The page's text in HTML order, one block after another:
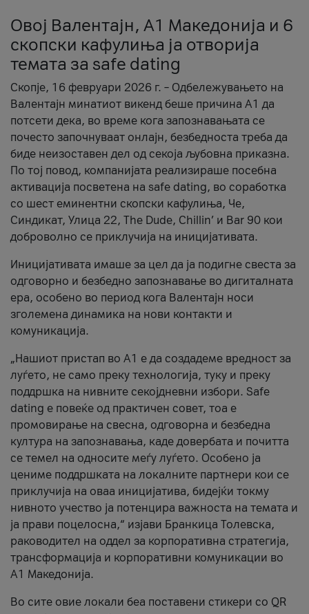
Овој Валентајн, A1 Македонија и 6
скопски кафулиња ја отворија
темата за safe dating
Скопје, 16 февруари 2026 г. – Одбележувањето на
Валентајн минатиот викенд беше причина А1 да
потсети дека, во време кога запознавањата се
почесто започнуваат онлајн, безбедноста треба да
биде неизоставен дел од секоја љубовна приказна.
По тој повод, компанијата реализираше посебна
активација посветена на safe dating, во соработка
со шест еминентни скопски кафулиња, Че,
Синдикат, Улица 22, The Dude, Chillin’ и Bar 90 кои
доброволно се приклучија на иницијативата.
Иницијативата имаше за цел да ја подигне свеста за
одговорно и безбедно запознавање во дигиталната
ера, особено во период кога Валентајн носи
зголемена динамика на нови контакти и
комуникација.
„Нашиот пристап во А1 е да создадеме вредност за
луѓето, не само преку технологија, туку и преку
поддршка на нивните секојдневни избори. Safe
dating е повеќе од практичен совет, тоа е
промовирање на свесна, одговорна и безбедна
култура на запознавања, каде довербата и почитта
се темел на односите меѓу луѓето. Особено ја
цениме поддршката на локалните партнери кои се
приклучија на оваа иницијатива, бидејќи токму
нивното учество ја потенцира важноста на темата и
ја прави поцелосна,“ изјави Бранкица Толевска,
раководител на оддел за корпоративна стратегија,
трансформација и корпоративни комуникации во
А1 Македонија.
Во сите овие локали беа поставени стикери со QR